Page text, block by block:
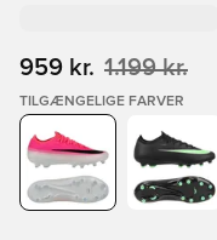
959 kr. 1.199 kr.
TILGÆNGELIGE FARVER